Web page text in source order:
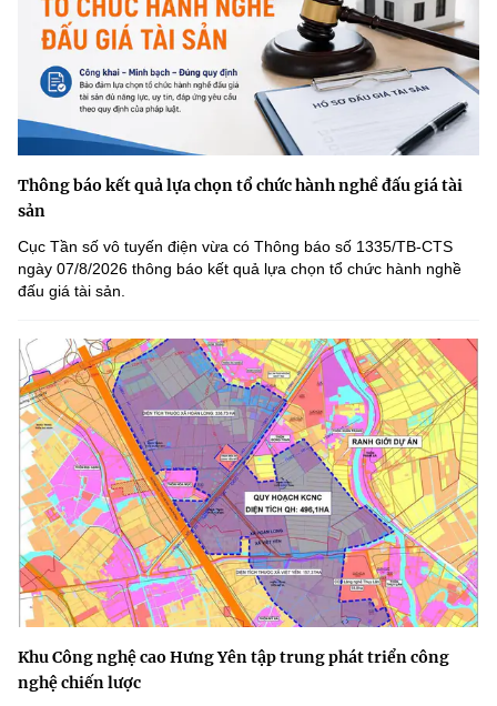
Thông báo kết quả lựa chọn tổ chức hành nghề đấu giá tài
sản
Cục Tần số vô tuyến điện vừa có Thông báo số 1335/TB-CTS
ngày 07/8/2026 thông báo kết quả lựa chọn tổ chức hành nghề
đấu giá tài sản.
Khu Công nghệ cao Hưng Yên tập trung phát triển công
nghệ chiến lược